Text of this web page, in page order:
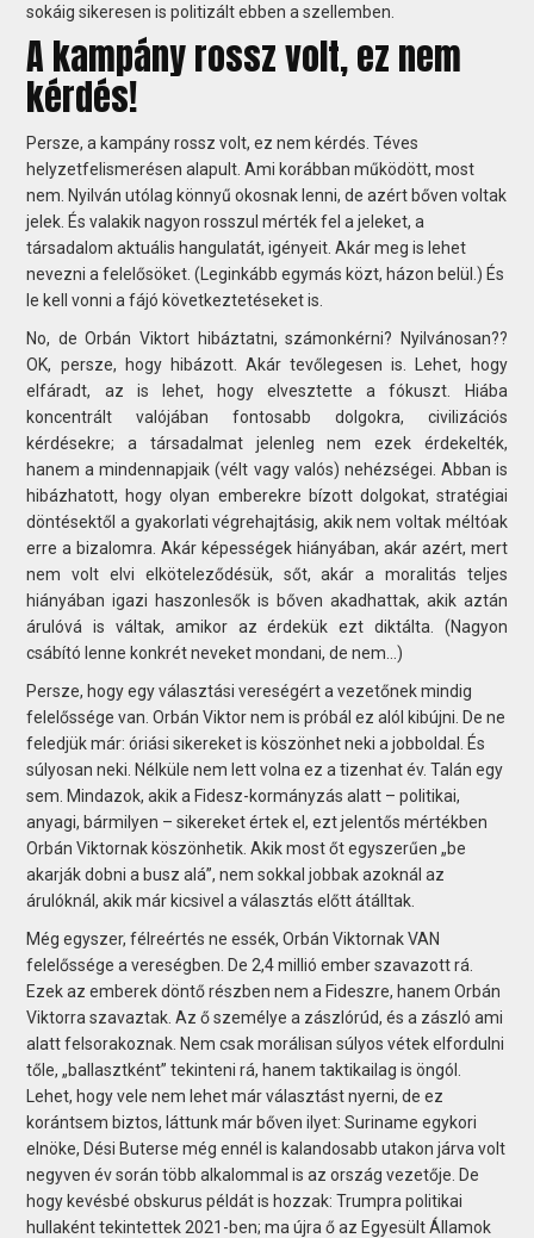
sokáig sikeresen is politizált ebben a szellemben.
A kampány rossz volt, ez nem
kérdés!
Persze, a kampány rossz volt, ez nem kérdés. Téves
helyzetfelismerésen alapult. Ami korábban működött, most
nem. Nyilván utólag könnyű okosnak lenni, de azért bőven voltak
jelek. És valakik nagyon rosszul mérték fel a jeleket, a
társadalom aktuális hangulatát, igényeit. Akár meg is lehet
nevezni a felelősöket. (Leginkább egymás közt, házon belül.) És
le kell vonni a fájó következtetéseket is.
No, de Orbán Viktort hibáztatni, számonkérni? Nyilvánosan??
OK, persze, hogy hibázott. Akár tevőlegesen is. Lehet, hogy
elfáradt, az is lehet, hogy elvesztette a fókuszt. Hiába
koncentrált valójában fontosabb dolgokra, civilizációs
kérdésekre; a társadalmat jelenleg nem ezek érdekelték,
hanem a mindennapjaik (vélt vagy valós) nehézségei. Abban is
hibázhatott, hogy olyan emberekre bízott dolgokat, stratégiai
döntésektől a gyakorlati végrehajtásig, akik nem voltak méltóak
erre a bizalomra. Akár képességek hiányában, akár azért, mert
nem volt elvi elköteleződésük, sőt, akár a moralitás teljes
hiányában igazi haszonlesők is bőven akadhattak, akik aztán
árulóvá is váltak, amikor az érdekük ezt diktálta. (Nagyon
csábító lenne konkrét neveket mondani, de nem...)
Persze, hogy egy választási vereségért a vezetőnek mindig
felelőssége van. Orbán Viktor nem is próbál ez alól kibújni. De ne
feledjük már: óriási sikereket is köszönhet neki a jobboldal. És
súlyosan neki. Nélküle nem lett volna ez a tizenhat év. Talán egy
sem. Mindazok, akik a Fidesz-kormányzás alatt – politikai,
anyagi, bármilyen – sikereket értek el, ezt jelentős mértékben
Orbán Viktornak köszönhetik. Akik most őt egyszerűen „be
akarják dobni a busz alá”, nem sokkal jobbak azoknál az
árulóknál, akik már kicsivel a választás előtt átálltak.
Még egyszer, félreértés ne essék, Orbán Viktornak VAN
felelőssége a vereségben. De 2,4 millió ember szavazott rá.
Ezek az emberek döntő részben nem a Fideszre, hanem Orbán
Viktorra szavaztak. Az ő személye a zászlórúd, és a zászló ami
alatt felsorakoznak. Nem csak morálisan súlyos vétek elfordulni
tőle, „ballasztként” tekinteni rá, hanem taktikailag is öngól.
Lehet, hogy vele nem lehet már választást nyerni, de ez
korántsem biztos, láttunk már bőven ilyet: Suriname egykori
elnöke, Dési Buterse még ennél is kalandosabb utakon járva volt
negyven év során több alkalommal is az ország vezetője. De
hogy kevésbé obskurus példát is hozzak: Trumpra politikai
hullaként tekintettek 2021-ben; ma újra ő az Egyesült Államok